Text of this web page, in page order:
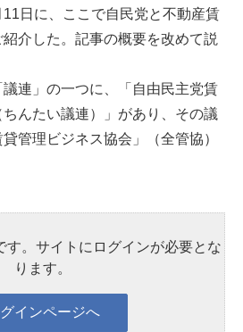
日に、ここで自民党と不動産賃
介した。記事の概要を改めて説
連」の一つに、「自由民主党賃
んたい議連）」があり、その議
管理ビジネス協会」（全管協）
す。サイトにログインが必要とな
ります。